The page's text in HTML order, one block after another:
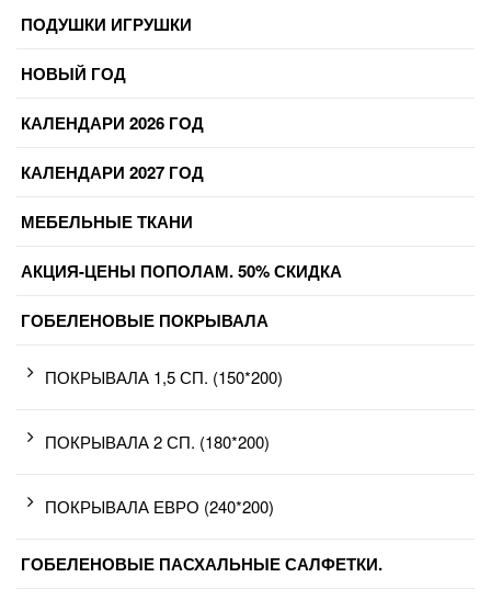
ПОДУШКИ ИГРУШКИ
НОВЫЙ ГОД
КАЛЕНДАРИ 2026 ГОД
КАЛЕНДАРИ 2027 ГОД
МЕБЕЛЬНЫЕ ТКАНИ
АКЦИЯ-ЦЕНЫ ПОПОЛАМ. 50% СКИДКА
ГОБЕЛЕНОВЫЕ ПОКРЫВАЛА
ПОКРЫВАЛА 1,5 СП. (150*200)
ПОКРЫВАЛА 2 СП. (180*200)
ПОКРЫВАЛА ЕВРО (240*200)
ГОБЕЛЕНОВЫЕ ПАСХАЛЬНЫЕ САЛФЕТКИ.